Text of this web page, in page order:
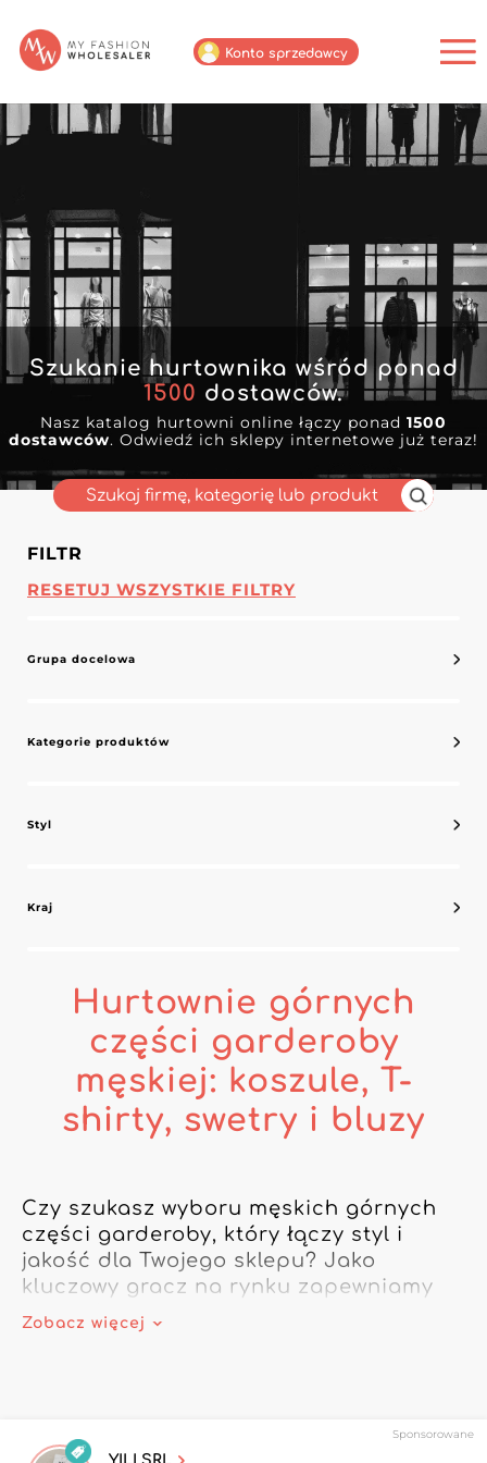
Konto sprzedawcy
Szukanie hurtownika wśród ponad
1500 dostawców.
Nasz katalog hurtowni online łączy ponad 1500
dostawców. Odwiedź ich sklepy internetowe już teraz!
FILTR
RESETUJ WSZYSTKIE FILTRY
Grupa docelowa
Kategorie produktów
Styl
Kraj
Hurtownie górnych
części garderoby
męskiej: koszule, T-
shirty, swetry i bluzy
Czy szukasz wyboru męskich górnych
części garderoby, który łączy styl i
jakość dla Twojego sklepu? Jako
kluczowy gracz na rynku zapewniamy
bezpośredni dostęp do
wyspecjalizowanych hurtowni, w tym w
produktów zarówno modnych, jak i
Zobacz więcej
Sponsorowane